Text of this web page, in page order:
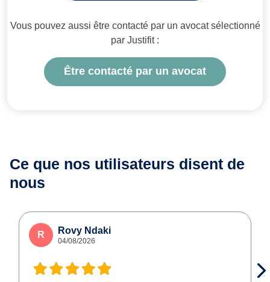
Vous pouvez aussi être contacté par un avocat sélectionné
par Justifit :
Être contacté par un avocat
Ce que nos utilisateurs disent de
nous
R Rovy Ndaki
04/08/2026